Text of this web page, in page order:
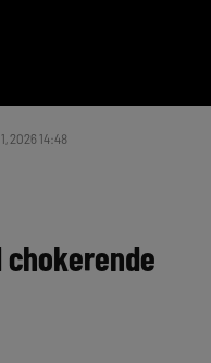
2026 14:48